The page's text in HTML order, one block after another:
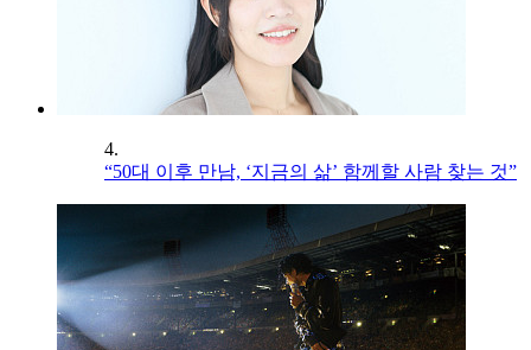
4.
“50대 이후 만남, ‘지금의 삶’ 함께할 사람 찾는 것”